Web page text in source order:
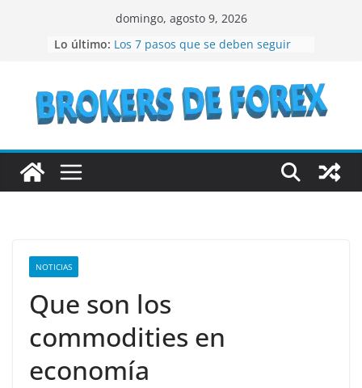
domingo, agosto 9, 2026
Lo último: Los 7 pasos que se deben seguir
¿Vale la pena considerar la
inversión en acciones de IBM en el
año 2023?
invertir en bonos del Estado
Recomendaciones a seguir si se
quiere especular en bolsa
NOTICIAS
Que son los
commodities en
economía